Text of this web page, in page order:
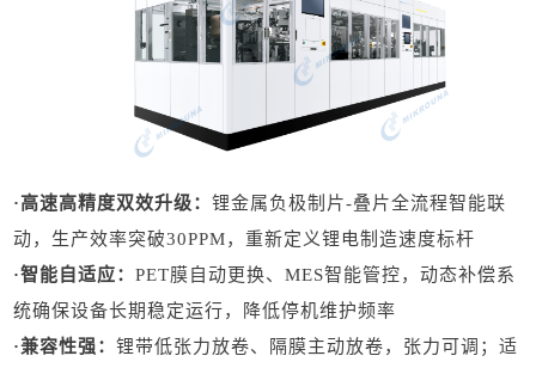
·高速高精度双效升级：锂金属负极制片-叠片全流程智能联
动，生产效率突破30PPM，重新定义锂电制造速度标杆
·智能自适应：PET膜自动更换、MES智能管控，动态补偿系
统确保设备长期稳定运行，降低停机维护频率
·兼容性强：锂带低张力放卷、隔膜主动放卷，张力可调；适